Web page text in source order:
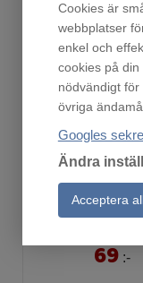
Cookies är
webbplatser
enkel och
cookies på
nödvändigt
övriga
Googles
Ändra
Acceptera
Sodastream
Finns i
69 :-